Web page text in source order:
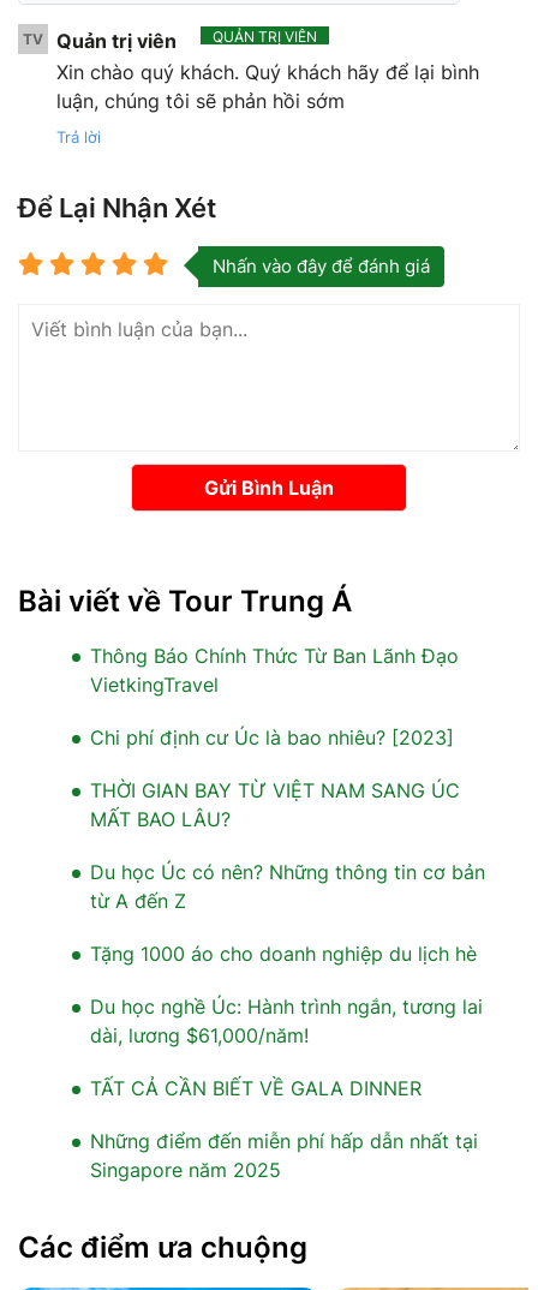
TV Quản trị viên QUẢN TRỊ VIÊN
Xin chào quý khách. Quý khách hãy để lại bình
luận, chúng tôi sẽ phản hồi sớm
Trả lời
Để Lại Nhận Xét
Nhấn vào đây để đánh giá
Gửi Bình Luận
Bài viết về Tour Trung Á
Thông Báo Chính Thức Từ Ban Lãnh Đạo
VietkingTravel
Chi phí định cư Úc là bao nhiêu? [2023]
THỜI GIAN BAY TỪ VIỆT NAM SANG ÚC
MẤT BAO LÂU?
Du học Úc có nên? Những thông tin cơ bản
từ A đến Z
Tặng 1000 áo cho doanh nghiệp du lịch hè
Du học nghề Úc: Hành trình ngắn, tương lai
dài, lương $61,000/năm!
TẤT CẢ CẦN BIẾT VỀ GALA DINNER
Những điểm đến miễn phí hấp dẫn nhất tại
Singapore năm 2025
Các điểm ưa chuộng